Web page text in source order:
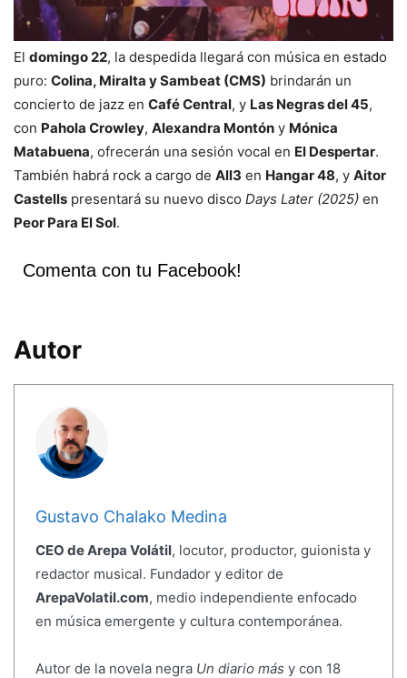
El domingo 22, la despedida llegará con música en estado
puro: Colina, Miralta y Sambeat (CMS) brindarán un
concierto de jazz en Café Central, y Las Negras del 45,
con Pahola Crowley, Alexandra Montón y Mónica
Matabuena, ofrecerán una sesión vocal en El Despertar.
También habrá rock a cargo de All3 en Hangar 48, y Aitor
Castells presentará su nuevo disco Days Later (2025) en
Peor Para El Sol.
Comenta con tu Facebook!
Autor
Gustavo Chalako Medina
CEO de Arepa Volátil, locutor, productor, guionista y
redactor musical. Fundador y editor de
ArepaVolatil.com, medio independiente enfocado
en música emergente y cultura contemporánea.
Autor de la novela negra Un diario más y con 18